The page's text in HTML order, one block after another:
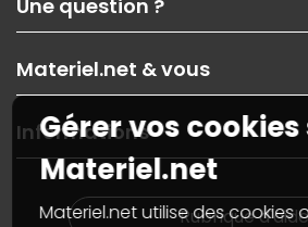
Nos services
Les magasins Materiel.net
Nos solutions pour les pros
Contactez-nous
Une question ?
Paiement, livraison
Garanties,Pack Zen
SAV, demander un retour
Informations
Guides d'achats et tutoriels
Materiel.net & vous
On répare votre PC portable
On rachète votre carte graphique
PC sur mesure : Votre RDV
Notre démarche écologique
Materiel.net recrute
Informations
Plan du site
Nos marques
Rubrique d'aide
Gérer vos cookies
Materiel.net
Materiel.net utilise des cookies